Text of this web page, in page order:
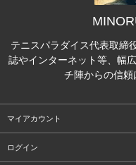
テニスパラダイス代表取締
誌やインターネット等、幅
チ陣からの信頼
マイアカウント
ログイン